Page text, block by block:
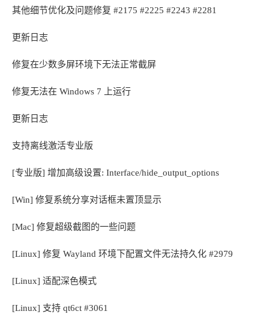
其他细节优化及问题修复 #2175 #2225 #2243 #2281
更新日志
修复在少数多屏环境下无法正常截屏
修复无法在 Windows 7 上运行
更新日志
支持离线激活专业版
[专业版] 增加高级设置: Interface/hide_output_options
[Win] 修复系统分享对话框未置顶显示
[Mac] 修复超级截图的一些问题
[Linux] 修复 Wayland 环境下配置文件无法持久化 #2979
[Linux] 适配深色模式
[Linux] 支持 qt6ct #3061